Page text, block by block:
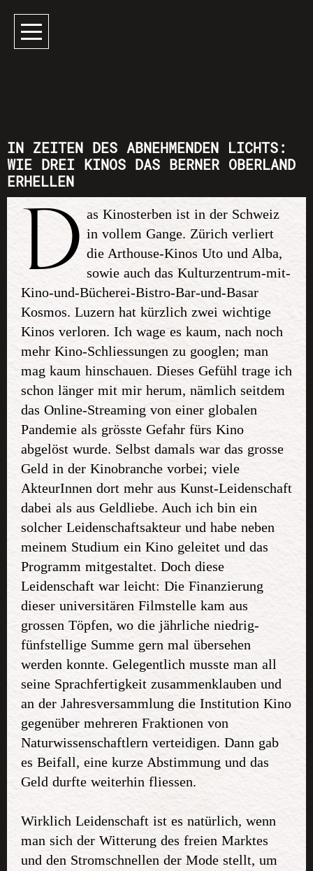
IN ZEITEN DES ABNEHMENDEN LICHTS:
WIE DREI KINOS DAS BERNER OBERLAND
ERHELLEN
D as Kinosterben ist in der Schweiz
in vollem Gange. Zürich verliert
die Arthouse-Kinos Uto und Alba,
sowie auch das Kulturzentrum-mit-
Kino-und-Bücherei-Bistro-Bar-und-Basar
Kosmos. Luzern hat kürzlich zwei wichtige
Kinos verloren. Ich wage es kaum, nach noch
mehr Kino-Schliessungen zu googlen; man
mag kaum hinschauen. Dieses Gefühl trage ich
schon länger mit mir herum, nämlich seitdem
das Online-Streaming von einer globalen
Pandemie als grösste Gefahr fürs Kino
abgelöst wurde. Selbst damals war das grosse
Geld in der Kinobranche vorbei; viele
AkteurInnen dort mehr aus Kunst-Leidenschaft
dabei als aus Geldliebe. Auch ich bin ein
solcher Leidenschaftsakteur und habe neben
meinem Studium ein Kino geleitet und das
Programm mitgestaltet. Doch diese
Leidenschaft war leicht: Die Finanzierung
dieser universitären Filmstelle kam aus
grossen Töpfen, wo die jährliche niedrig-
fünfstellige Summe gern mal übersehen
werden konnte. Gelegentlich musste man all
seine Sprachfertigkeit zusammenklauben und
an der Jahresversammlung die Institution Kino
gegenüber mehreren Fraktionen von
Naturwissenschaftlern verteidigen. Dann gab
es Beifall, eine kurze Abstimmung und das
Geld durfte weiterhin fliessen.
Wirklich Leidenschaft ist es natürlich, wenn
man sich der Witterung des freien Marktes
und den Stromschnellen der Mode stellt, um